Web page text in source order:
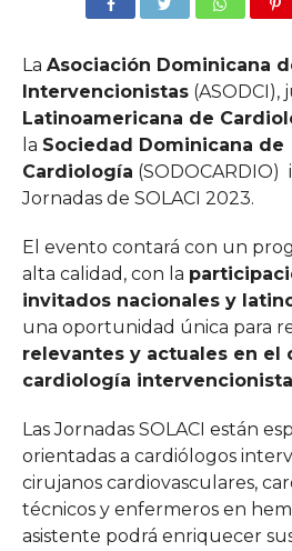
La Asociación Dominicana
Intervencionistas(ASODCI),
Latinoamericana de
la Sociedad Dominicana de
Cardiología (SODOCARDIO)
Jornadas de SOLACI 2023.
El evento contará con un
alta calidad, con la
invitados nacionales y
una oportunidad única para
relevantes y actuales en el
cardiología intervencionista
Las Jornadas SOLACI están
orientadas a cardiólogos
cirujanos cardiovasculares,
técnicos y enfermeros en
asistente podrá enriquecer